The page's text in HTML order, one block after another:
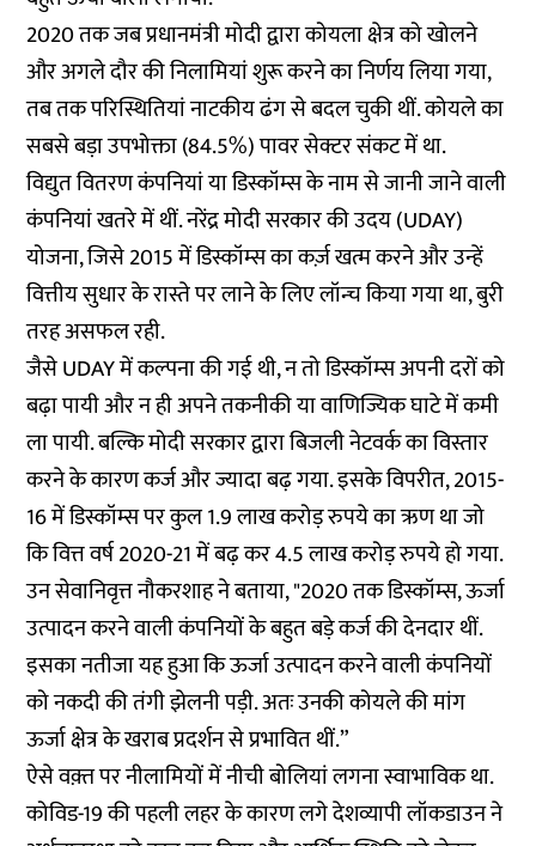
2020 तक जब प्रधानमंत्री मोदी द्वारा कोयला क्षेत्र को खोलने
और अगले दौर की निलामियां शुरू करने का निर्णय लिया गया,
तब तक परिस्थितियां नाटकीय ढंग से बदल चुकी थीं. कोयले का
सबसे बड़ा उपभोक्ता (84.5%) पावर सेक्टर संकट में था.
विद्युत वितरण कंपनियां या डिस्कॉम्स के नाम से जानी जाने वाली
कंपनियां खतरे में थीं. नरेंद्र मोदी सरकार की उदय (UDAY)
योजना, जिसे 2015 में डिस्कॉम्स का कर्ज़ खत्म करने और उन्हें
वित्तीय सुधार के रास्ते पर लाने के लिए लॉन्च किया गया था, बुरी
तरह असफल रही.
जैसे UDAY में कल्पना की गई थी, न तो डिस्कॉम्स अपनी दरों को
बढ़ा पायी और न ही अपने तकनीकी या वाणिज्यिक घाटे में कमी
ला पायी. बल्कि मोदी सरकार द्वारा बिजली नेटवर्क का विस्तार
करने के कारण कर्ज और ज्यादा बढ़ गया. इसके विपरीत, 2015-
16 में डिस्कॉम्स पर कुल 1.9 लाख करोड़ रुपये का ऋण था जो
कि वित्त वर्ष 2020-21 में बढ़ कर 4.5 लाख करोड़ रुपये हो गया.
उन सेवानिवृत्त नौकरशाह ने बताया, "2020 तक डिस्कॉम्स, ऊर्जा
उत्पादन करने वाली कंपनियों के बहुत बड़े कर्ज की देनदार थीं.
इसका नतीजा यह हुआ कि ऊर्जा उत्पादन करने वाली कंपनियों
को नकदी की तंगी झेलनी पड़ी. अतः उनकी कोयले की मांग
ऊर्जा क्षेत्र के खराब प्रदर्शन से प्रभावित थीं.”
ऐसे वक़्त पर नीलामियों में नीची बोलियां लगना स्वाभाविक था.
कोविड-19 की पहली लहर के कारण लगे देशव्यापी लॉकडाउन ने